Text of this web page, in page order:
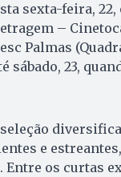
sexta-feira, 22,
–
Palmas
sábado, 23,
e
os curtas